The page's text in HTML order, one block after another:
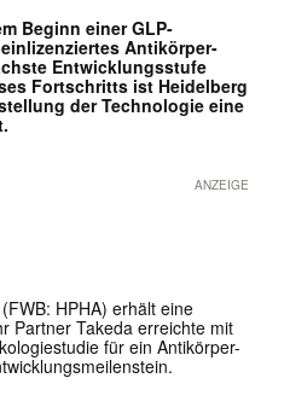
Beginn einer GLP-
Antikörper-
Entwicklungsstufe
Fortschritts ist Heidelberg
der Technologie eine
ANZEIGE
HPHA) erhält eine
Partner Takeda erreichte mit
für ein Antikörper-